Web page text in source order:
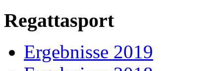
Regattasport
Ergebnisse 2019